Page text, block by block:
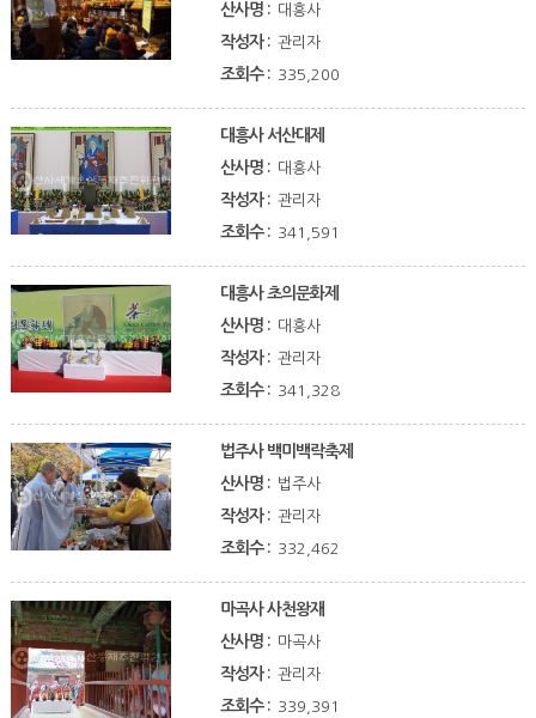
산사명 : 대흥사
작성자 : 관리자
조회수 : 335,200
대흥사 서산대제
산사명 : 대흥사
작성자 : 관리자
조회수 : 341,591
대흥사 초의문화제
산사명 : 대흥사
작성자 : 관리자
조회수 : 341,328
법주사 백미백락축제
산사명 : 법주사
작성자 : 관리자
조회수 : 332,462
마곡사 사천왕재
산사명 : 마곡사
작성자 : 관리자
조회수 : 339,391